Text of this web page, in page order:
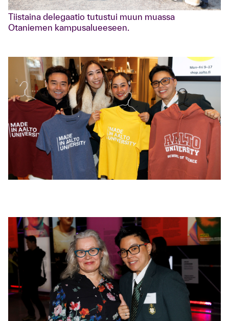
Tiistaina delegaatio tutustui muun muassa
Otaniemen kampusalueeseen.